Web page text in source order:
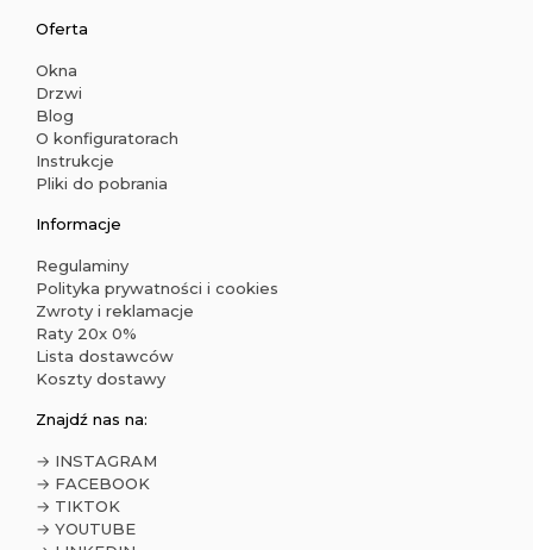
Oferta
Okna
Drzwi
Blog
O konfiguratorach
Instrukcje
Pliki do pobrania
Informacje
Regulaminy
Polityka prywatności i cookies
Zwroty i reklamacje
Raty 20x 0%
Lista dostawców
Koszty dostawy
Znajdź nas na:
→ INSTAGRAM
→ FACEBOOK
→ TIKTOK
→ YOUTUBE